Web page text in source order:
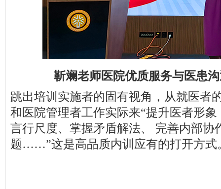
靳斓老师医院优质服务与医患
跳出培训实施者的固有视角，从就医者
和医院管理者工作实际来“提升医者形
言行尺度、掌握矛盾解法、
完善内部协
题……”这是高品质内训应有的打开方式